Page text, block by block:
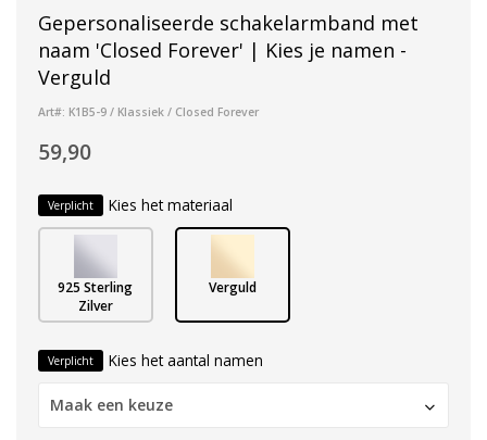
Gepersonaliseerde schakelarmband met
naam 'Closed Forever' | Kies je namen -
Verguld
Art#: K1B5-9 / Klassiek / Closed Forever
59,90
Verplicht Kies het materiaal
925 Sterling
Zilver
Verguld
Verplicht Kies het aantal namen
Maak een keuze